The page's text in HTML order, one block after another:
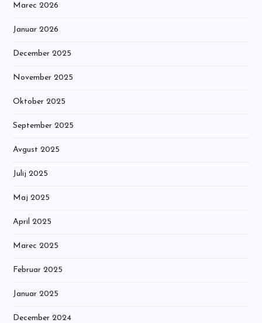
Marec 2026
Januar 2026
December 2025
November 2025
Oktober 2025
September 2025
Avgust 2025
Julij 2025
Maj 2025
April 2025
Marec 2025
Februar 2025
Januar 2025
December 2024